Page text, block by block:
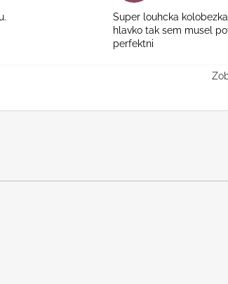
Super louhcka
hlavko tak sem musel
perfektni